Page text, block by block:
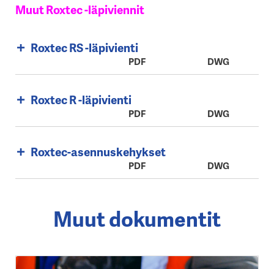
Muut Roxtec -läpiviennit
Roxtec RS -läpivienti
PDF DWG
Roxtec R -läpivienti
PDF DWG
Roxtec-asennuskehykset
PDF DWG
Muut dokumentit